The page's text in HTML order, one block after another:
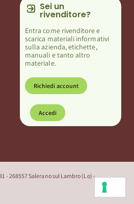
Sei un
rivenditore?
Entra come rivenditore e
scarica materiali informativi
sulla azienda, etichette,
manuali e tanto altro
materiale.
Richiedi account
Accedi
- 268557 Salerano sul Lambro (Lo) -